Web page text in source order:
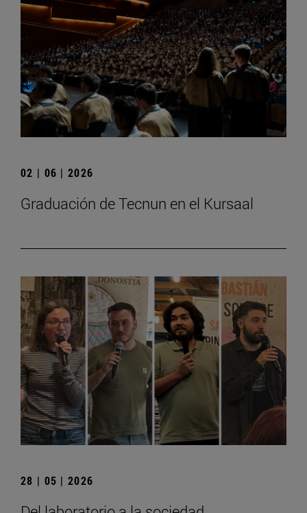
02 | 06 | 2026
Graduación de Tecnun en el Kursaal
28 | 05 | 2026